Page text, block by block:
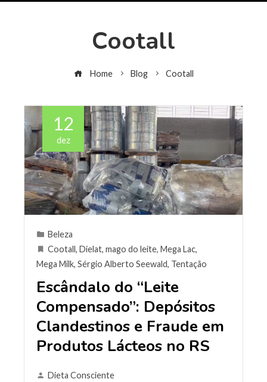
Cootall
Home Blog Cootall
12
dez
Beleza
Cootall, Dielat, mago do leite, Mega Lac,
Mega Milk, Sérgio Alberto Seewald, Tentação
Escândalo do “Leite
Compensado”: Depósitos
Clandestinos e Fraude em
Produtos Lácteos no RS
Dieta Consciente